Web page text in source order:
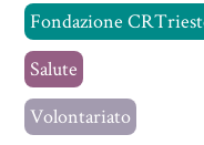
Fondazione
Salute
Volontariato